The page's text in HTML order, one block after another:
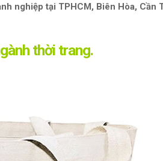
nghiệp tại TPHCM, Biên Hòa, Cần
thời trang.